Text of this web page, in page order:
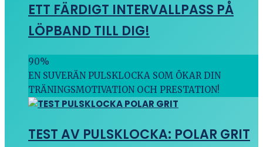
ETT FÄRDIGT INTERVALLPASS PÅ
LÖPBAND TILL DIG!
90%
EN SUVERÄN PULSKLOCKA SOM ÖKAR DIN
TRÄNINGSMOTIVATION OCH PRESTATION!
TEST AV PULSKLOCKA: POLAR GRIT